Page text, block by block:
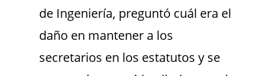
de Ingeniería, preguntó cuál era el
daño en mantener a los
secretarios en los estatutos y se